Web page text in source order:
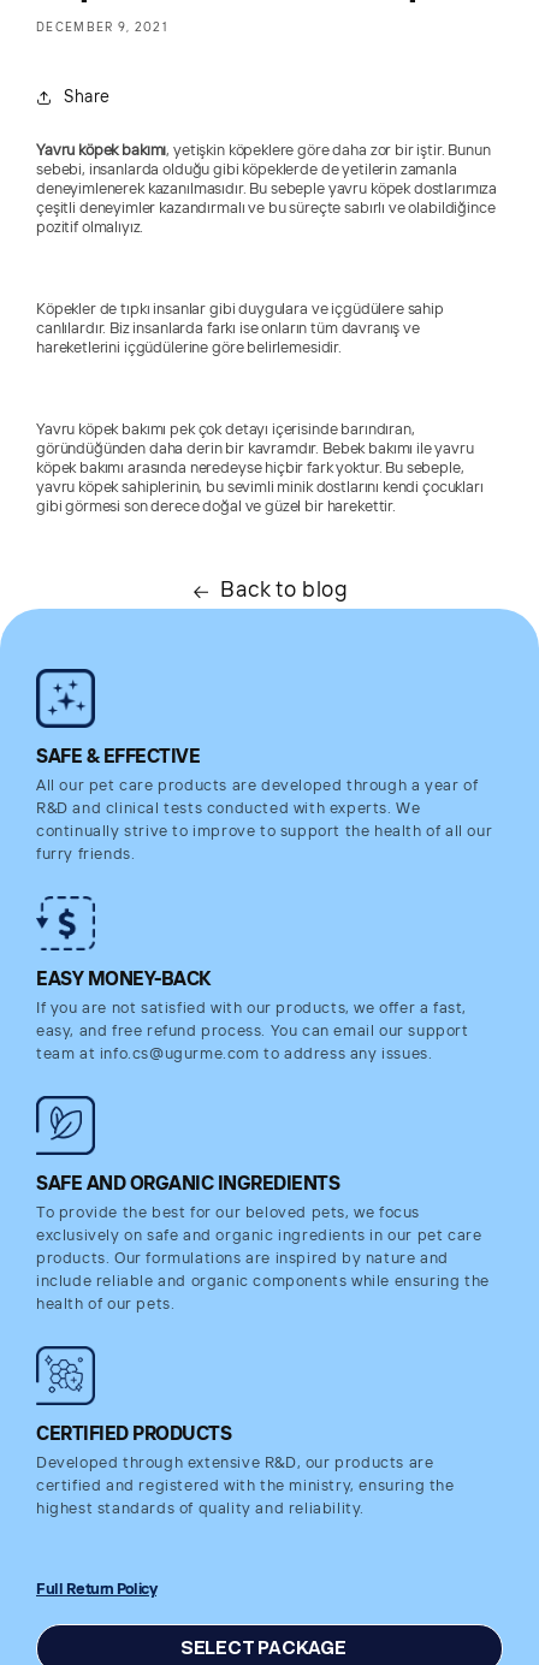
DECEMBER 9, 2021
Share
Yavru köpek bakımı, yetişkin köpeklere göre daha zor bir iştir. Bunun
sebebi, insanlarda olduğu gibi köpeklerde de yetilerin zamanla
deneyimlenerek kazanılmasıdır. Bu sebeple yavru köpek dostlarımıza
çeşitli deneyimler kazandırmalı ve bu süreçte sabırlı ve olabildiğince
pozitif olmalıyız.
Köpekler de tıpkı insanlar gibi duygulara ve içgüdülere sahip
canlılardır. Biz insanlarda farkı ise onların tüm davranış ve
hareketlerini içgüdülerine göre belirlemesidir.
Yavru köpek bakımı pek çok detayı içerisinde barındıran,
göründüğünden daha derin bir kavramdır. Bebek bakımı ile yavru
köpek bakımı arasında neredeyse hiçbir fark yoktur. Bu sebeple,
yavru köpek sahiplerinin, bu sevimli minik dostlarını kendi çocukları
gibi görmesi son derece doğal ve güzel bir harekettir.
Back to blog
SAFE & EFFECTIVE
All our pet care products are developed through a year of
R&D and clinical tests conducted with experts. We
continually strive to improve to support the health of all our
furry friends.
EASY MONEY-BACK
If you are not satisfied with our products, we offer a fast,
easy, and free refund process. You can email our support
team at info.cs@ugurme.com to address any issues.
SAFE AND ORGANIC INGREDIENTS
To provide the best for our beloved pets, we focus
exclusively on safe and organic ingredients in our pet care
products. Our formulations are inspired by nature and
include reliable and organic components while ensuring the
health of our pets.
CERTIFIED PRODUCTS
Developed through extensive R&D, our products are
certified and registered with the ministry, ensuring the
highest standards of quality and reliability.
Full Return Policy
SELECT PACKAGE